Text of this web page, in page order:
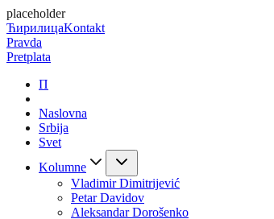
placeholder
ЋирилицаKontakt
Pravda
Pretplata
П
Naslovna
Srbija
Svet
Kolumne
Vladimir Dimitrijević
Petar Davidov
Aleksandar Dorošenko